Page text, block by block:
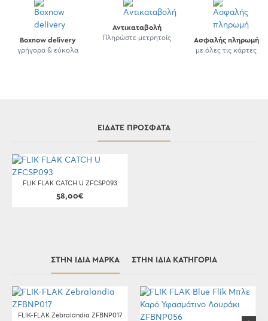
Boxnow delivery
γρήγορα & εύκολα
Αντικαταβολή
Πληρώστε μετρητοίς
Ασφαλής πληρωμή
με όλες τις κάρτες
ΕΊΔΑΤΕ ΠΡΌΣΦΑΤΑ
FLIK FLAK CATCH U ZFCSP093
58,00€
ΣΤΗΝ ΊΔΙΑ ΜΆΡΚΑ ΣΤΗΝ ΊΔΙΑ ΚΑΤΗΓΟΡΊΑ
FLIK-FLAK Zebralandia ZFBNP017